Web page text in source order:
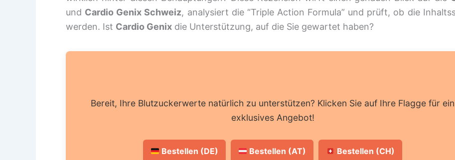
und Cardio Genix Schweiz, analysiert die “Triple Action Formula” und prüft, ob die
werden. Ist Cardio Genix die Unterstützung, auf die Sie gewartet haben?
Bereit, Ihre Blutzuckerwerte natürlich zu unterstützen? Klicken Sie auf Ihre Flagge für ein
exklusives Angebot!
Bestellen (DE) Bestellen (AT) Bestellen (CH)